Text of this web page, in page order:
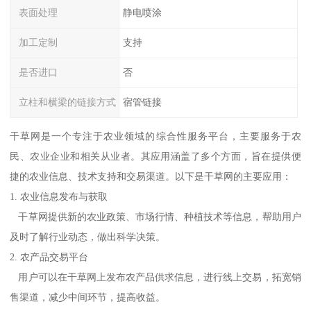
表面处理 静电喷涂
加工定制 支持
是否进口 否
立柱和横梁的链接方式 宿管链接
干草网是一个专注于农业领域的综合性服务平台，主要服务于农
民、农业企业和相关从业者。其应用涵盖了多个方面，旨在提供便
捷的农业信息、技术支持和交易渠道。以下是干草网的主要应用：
1. 农业信息发布与获取
干草网提供新的农业政策、市场行情、种植技术等信息，帮助用户
及时了解行业动态，做出科学决策。
2. 农产品交易平台
用户可以在干草网上发布农产品供求信息，进行线上交易，拓宽销
售渠道，减少中间环节，提高收益。